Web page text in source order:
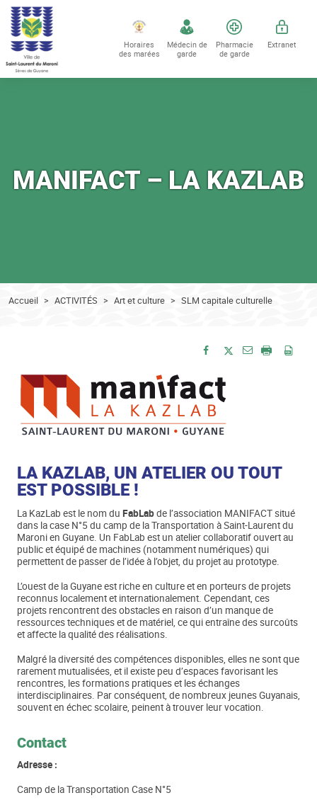
Accéder au contenu
Accéder au menu
Horaires
des marées
Médecin de
garde
Pharmacie
de garde
Extranet
MANIFACT – LA KAZLAB
Accueil ACTIVITÉS Art et culture SLM capitale culturelle
Partager sur Facebook
Partager sur
Envoyer par
Imprimer
LA KAZLAB, UN ATELIER OU TOUT
EST POSSIBLE !
La KazLab est le nom du FabLabde l’association MANIFACT situé
dans la case N°5 du camp de la Transportation à Saint-Laurent du
Maroni en Guyane. Un FabLab est un atelier collaboratif ouvert au
public et équipé de machines (notamment numériques) qui
permettent de passer de l’idée à l’objet, du projet au prototype.
L’ouest de la Guyane est riche en culture et en porteurs de projets
reconnus localement et internationalement. Cependant, ces
projets rencontrent des obstacles en raison d’un manque de
ressources techniques et de matériel, ce qui entraîne des surcoûts
et affecte la qualité des réalisations.
Malgré la diversité des compétences disponibles, elles ne sont que
rarement mutualisées, et il existe peu d’espaces favorisant les
rencontres, les formations pratiques et les échanges
interdisciplinaires. Par conséquent, de nombreux jeunes Guyanais,
souvent en échec scolaire, peinent à trouver leur vocation.
Contact
Adresse :
Camp de la Transportation Case N°5